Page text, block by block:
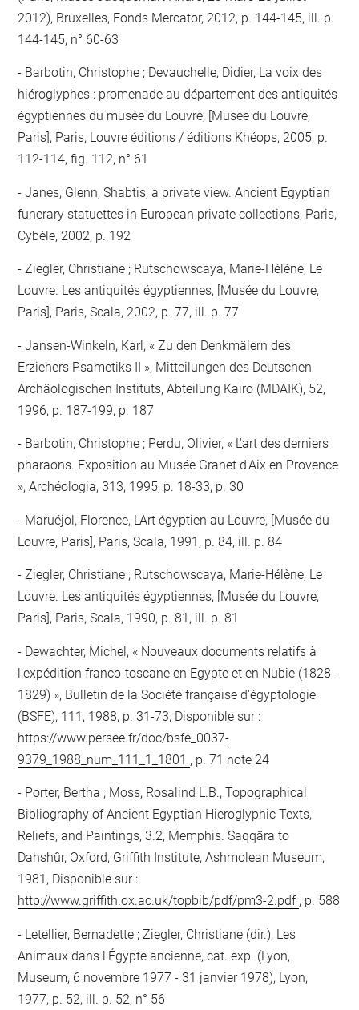
2012), Bruxelles, Fonds Mercator, 2012, p. 144-145, ill. p.
144-145, n° 60-63
Barbotin, Christophe ; Devauchelle, Didier, La voix des
hiéroglyphes : promenade au département des antiquités
égyptiennes du musée du Louvre, [Musée du Louvre,
Paris], Paris, Louvre éditions / éditions Khéops, 2005, p.
112-114, fig. 112, n° 61
Janes, Glenn, Shabtis, a private view. Ancient Egyptian
funerary statuettes in European private collections, Paris,
Cybèle, 2002, p. 192
Ziegler, Christiane ; Rutschowscaya, Marie-Hélène, Le
Louvre. Les antiquités égyptiennes, [Musée du Louvre,
Paris], Paris, Scala, 2002, p. 77, ill. p. 77
Jansen-Winkeln, Karl, « Zu den Denkmälern des
Erziehers Psametiks II », Mitteilungen des Deutschen
Archäologischen Instituts, Abteilung Kairo (MDAIK), 52,
1996, p. 187-199, p. 187
Barbotin, Christophe ; Perdu, Olivier, « L'art des derniers
pharaons. Exposition au Musée Granet d'Aix en Provence
», Archéologia, 313, 1995, p. 18-33, p. 30
Maruéjol, Florence, L'Art égyptien au Louvre, [Musée du
Louvre, Paris], Paris, Scala, 1991, p. 84, ill. p. 84
Ziegler, Christiane ; Rutschowscaya, Marie-Hélène, Le
Louvre. Les antiquités égyptiennes, [Musée du Louvre,
Paris], Paris, Scala, 1990, p. 81, ill. p. 81
Dewachter, Michel, « Nouveaux documents relatifs à
l'expédition franco-toscane en Egypte et en Nubie (1828-
1829) », Bulletin de la Société française d'égyptologie
(BSFE), 111, 1988, p. 31-73, Disponible sur :
https://www.persee.fr/doc/bsfe_0037-
9379_1988_num_111_1_1801 , p. 71 note 24
Porter, Bertha ; Moss, Rosalind L.B., Topographical
Bibliography of Ancient Egyptian Hieroglyphic Texts,
Reliefs, and Paintings, 3.2, Memphis. Saqqâra to
Dahshûr, Oxford, Griffith Institute, Ashmolean Museum,
1981, Disponible sur :
http://www.griffith.ox.ac.uk/topbib/pdf/pm3-2.pdf , p. 588
Letellier, Bernadette ; Ziegler, Christiane (dir.), Les
Animaux dans l'Égypte ancienne, cat. exp. (Lyon,
Museum, 6 novembre 1977 - 31 janvier 1978), Lyon,
1977, p. 52, ill. p. 52, n° 56